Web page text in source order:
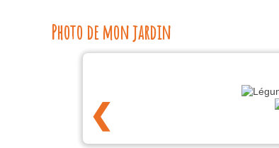
Photo de mon jardin
❮